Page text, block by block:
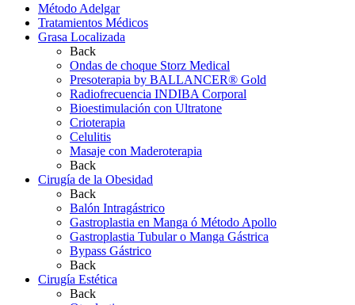
Método Adelgar
Tratamientos Médicos
Grasa Localizada
Back
Ondas de choque Storz Medical
Presoterapia by BALLANCER® Gold
Radiofrecuencia INDIBA Corporal
Bioestimulación con Ultratone
Crioterapia
Celulitis
Masaje con Maderoterapia
Back
Cirugía de la Obesidad
Back
Balón Intragástrico
Gastroplastia en Manga ó Método Apollo
Gastroplastia Tubular o Manga Gástrica
Bypass Gástrico
Back
Cirugía Estética
Back